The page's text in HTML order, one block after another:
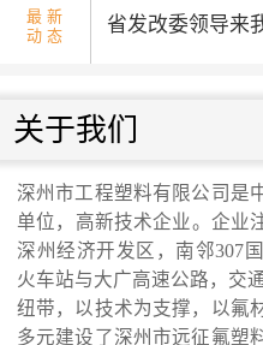
最 新
动 态
交通运输行业标
滑板》 送审稿
关于我们
深州市工程塑料有限公司是
单位，高新技术企业。企业
深州经济开发区，南邻307
火车站与大广高速公路，交
纽带，以技术为支撑，以氟
多元建设了深州市远征氟塑